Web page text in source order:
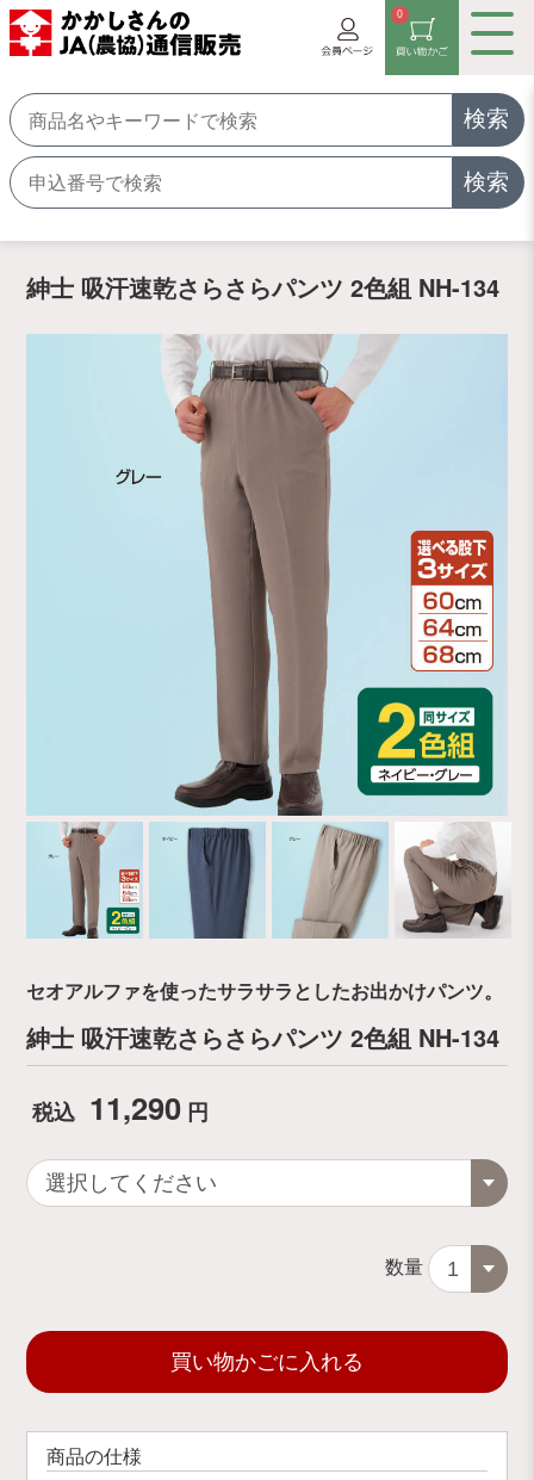
検索
検索
0
紳士 吸汗速乾さらさらパンツ 2色組 NH-134
セオアルファを使ったサラサラとしたお出かけパンツ。
紳士 吸汗速乾さらさらパンツ 2色組 NH-134
税込 11,290 円
数量
買い物かごに入れる
商品の仕様